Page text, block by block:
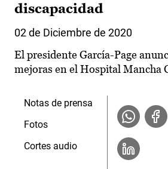
discapacidad
02 de Diciembre de 2020
El presidente García-Page
mejoras en el Hospital Mancha
Notas de prensa
Fotos
Cortes audio